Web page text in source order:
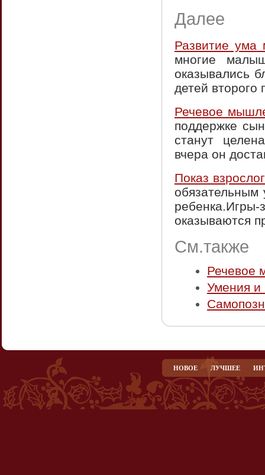
Далее
Развитие ума
многие
оказывались
детей второго
Речевое
поддержке
станут
вчера он
Показ
обязательным
оказываются
См.также
Речевое
Умения и
НОВОЕ ЛУЧШЕЕ